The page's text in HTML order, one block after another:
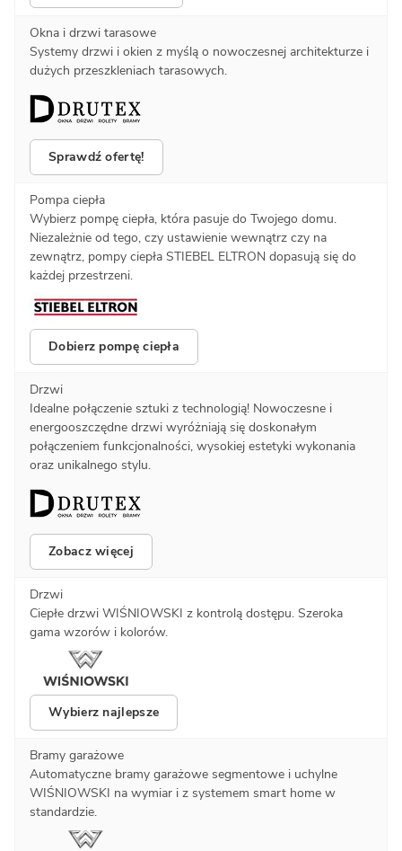
Okna i drzwi tarasowe
Systemy drzwi i okien z myślą o nowoczesnej architekturze i
dużych przeszkleniach tarasowych.
Sprawdź ofertę!
Pompa ciepła
Wybierz pompę ciepła, która pasuje do Twojego domu.
Niezależnie od tego, czy ustawienie wewnątrz czy na
zewnątrz, pompy ciepła STIEBEL ELTRON dopasują się do
każdej przestrzeni.
Dobierz pompę ciepła
Drzwi
Idealne połączenie sztuki z technologią! Nowoczesne i
energooszczędne drzwi wyróżniają się doskonałym
połączeniem funkcjonalności, wysokiej estetyki wykonania
oraz unikalnego stylu.
Zobacz więcej
Drzwi
Ciepłe drzwi WIŚNIOWSKI z kontrolą dostępu. Szeroka
gama wzorów i kolorów.
Wybierz najlepsze
Bramy garażowe
Automatyczne bramy garażowe segmentowe i uchylne
WIŚNIOWSKI na wymiar i z systemem smart home w
standardzie.